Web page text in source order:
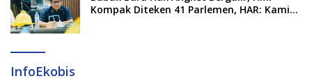
Kompak Diteken 41 Parlemen, HAR: Kami
InfoEkobis